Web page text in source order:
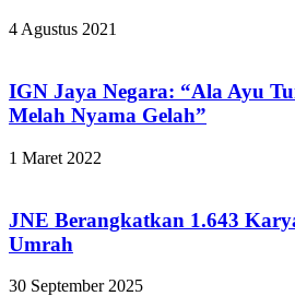
4 Agustus 2021
IGN Jaya Negara: “Ala Ayu
Melah Nyama Gelah”
1 Maret 2022
JNE Berangkatkan 1.643
Umrah
30 September 2025